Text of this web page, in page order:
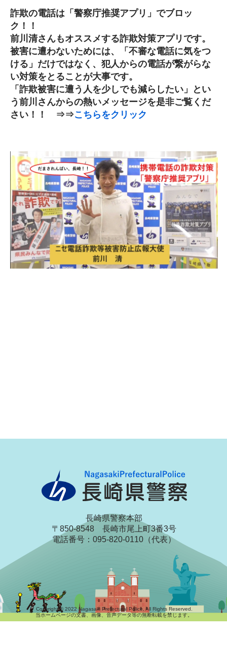
詐欺の電話は「警察庁推奨アプリ」でブロッ
ク！！
前川清さんもオススメする詐欺対策アプリです。
被害に遭わないためには、「不審な電話に気をつ
ける」だけではなく、犯人からの電話が繋がらな
い対策をとることが大事です。
「詐欺被害に遭う人を少しでも減らしたい」とい
う前川さんからの熱いメッセージを是非ご覧くだ
さい！！ ⇒⇒こちらをクリック
長崎県警察本部
〒850-8548 長崎市尾上町3番3号
電話番号：095-820-0110（代表）
Copyright © 2022 Nagasaki Prefectural Police, All Rights Reserved.
当ホームページの文書、画像、音声データ等の無断転載を禁じます。